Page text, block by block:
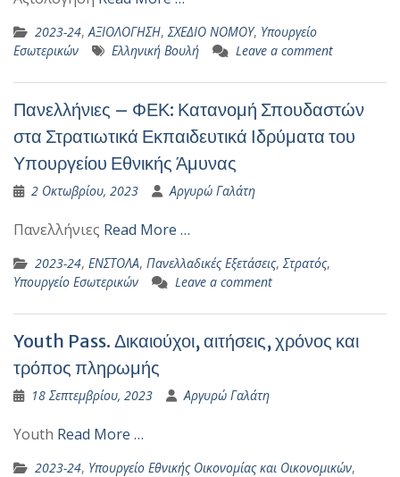
2023-24,ΑΞΙΟΛΟΓΗΣΗ,ΣΧΕΔΙΟ ΝΟΜΟΥ, Υπουργείο
Εσωτερικών
Ελληνική Βουλή Leave a comment
Πανελλήνιες – ΦΕΚ: Κατανομή Σπουδαστών
στα Στρατιωτικά Εκπαιδευτικά Ιδρύματα του
Υπουργείου Εθνικής Άμυνας
2 Οκτωβρίου, 2023 Αργυρώ Γαλάτη
Πανελλήνιες Read More …
2023-24, ΕΝΣΤΟΛΑ, Πανελλαδικές Εξετάσεις,Στρατός,
Υπουργείο Εσωτερικών
Leave a comment
Youth Pass. Δικαιούχοι, αιτήσεις, χρόνος και
τρόπος πληρωμής
18 Σεπτεμβρίου, 2023 Αργυρώ Γαλάτη
Youth Read More …
2023-24, Υπουργείο Εθνικής Οικονομίας και Οικονομικών,